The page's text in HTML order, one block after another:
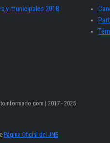
y municipales 2018
| 2017 - 2025
Página Oficial del JNE